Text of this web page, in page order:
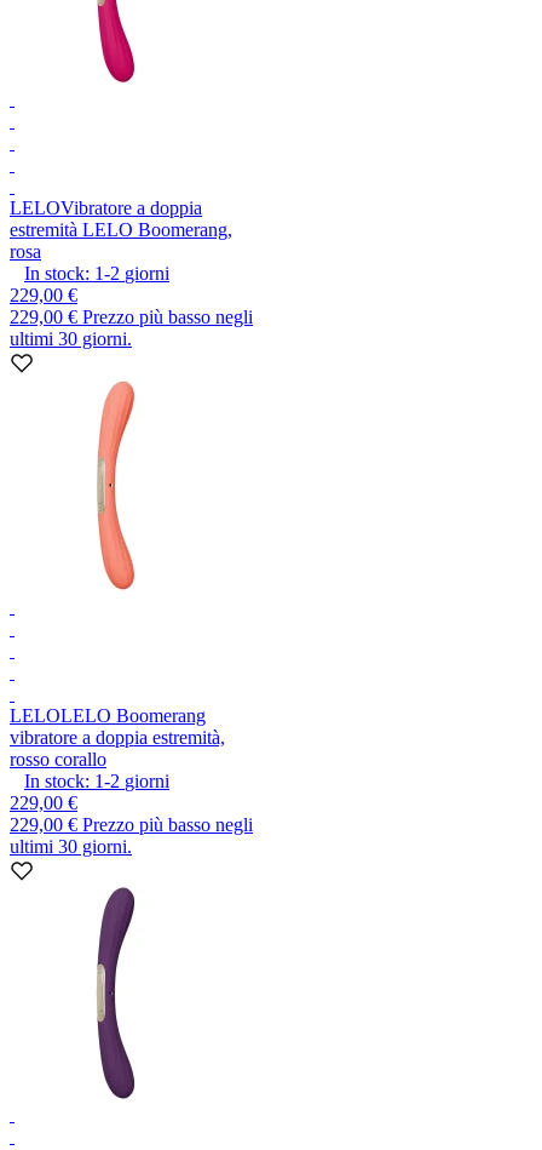
LELOVibratore a doppia
estremità LELO Boomerang,
rosa
In stock: 1-2 giorni
229,00 €
229,00 € Prezzo più basso negli
ultimi 30 giorni.
LELOLELO Boomerang
vibratore a doppia estremità,
rosso corallo
In stock: 1-2 giorni
229,00 €
229,00 € Prezzo più basso negli
ultimi 30 giorni.